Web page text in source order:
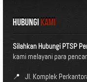
HUBUNGIKAMI
Silahkan Hubungi PTSP
kami melayani para
📍 Jl. Komplek